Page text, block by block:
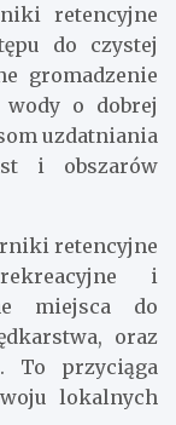
retencyjne
do czystej
gromadzenie
wody o dobrej
uzdatniania
i obszarów
retencyjne
i
miejsca do
oraz
To przyciąga
lokalnych